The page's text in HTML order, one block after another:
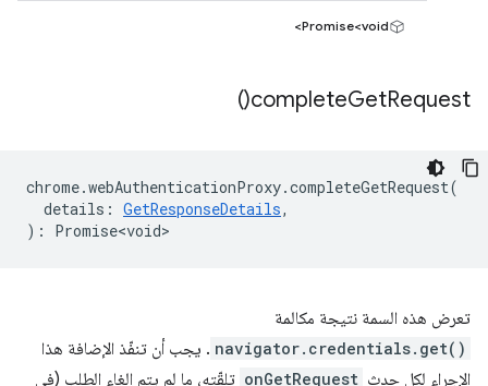
Promise<void>
completeGetRequest(
)
chrome.webAuthenticationProxy.completeGetRequest(
details : GetResponseDetails,
) : Promise<void>
تعرض هذه السمة نتيجة مكالمة
navigator.credentials.get() . يجب أن تنفّذ الإضافة هذا
الإجراء لكل حدث onGetRequest تلقّته، ما لم يتم إلغاء الطلب (في